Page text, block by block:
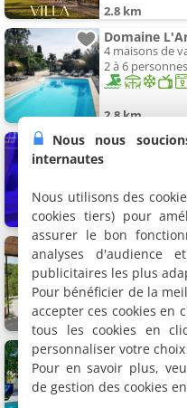
2.8 km
Domaine
4 maisons de
2 à 6
2.8 km
L’ Échappée
2.8 km
Le Gîte des
Gîte, 95 m²
6 personnes, 3
2.9 km
Belle
Maison de
8 personnes, 4
Nous nous
internautes
Nous utilisons des
cookies tiers) pour
assurer le bon
analyses d'audience
publicitaires les plus
Pour bénéficier de la
accepter ces cookies en
tous les cookies en
personnaliser votre
Pour en savoir plus,
de gestion des cookies